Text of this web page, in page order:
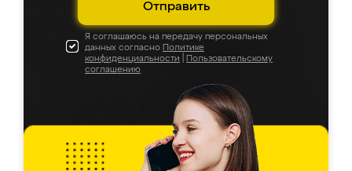
Отправить
Я соглашаюсь на передачу персональных
данных согласно Политике
конфиденциальности
Пользовательскому
соглашению